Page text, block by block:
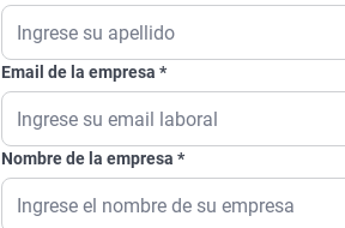
Email de la empresa
Nombre de la empresa